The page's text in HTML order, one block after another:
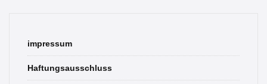
impressum
Haftungsausschluss